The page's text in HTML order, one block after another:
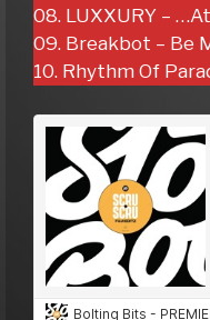
08. LUXXURY –
09. Breakbot – Be
10. Rhythm Of